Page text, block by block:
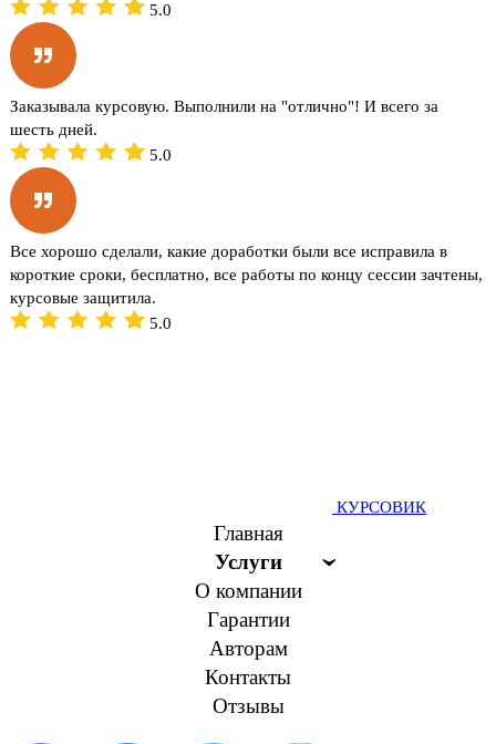
5.0
Заказывала курсовую. Выполнили на "отлично"! И всего за
шесть дней.
5.0
Все хорошо сделали, какие доработки были все исправила в
короткие сроки, бесплатно, все работы по концу сессии зачтены,
курсовые защитила.
5.0
КУРСОВИК
Главная
Услуги
О компании
Гарантии
Авторам
Контакты
Отзывы